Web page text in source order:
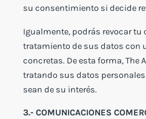
su consentimiento si decide
Igualmente, podrás revocar
tratamiento de sus datos con
concretas. De esta forma, The
tratando sus datos
sean de su interés.
3.- COMUNICACIONES